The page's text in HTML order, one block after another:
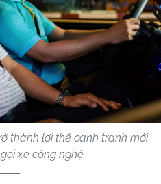
thành lợi thế cạnh tranh mới
xe công nghệ.